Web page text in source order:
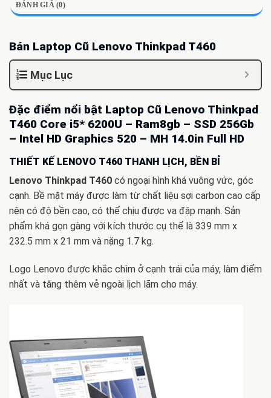
ĐÁNH GIÁ (0)
Bán Laptop Cũ Lenovo Thinkpad T460
Mục Lục
Đặc điểm nổi bật Laptop Cũ Lenovo Thinkpad
T460 Core i5* 6200U – Ram8gb – SSD 256Gb
– Intel HD Graphics 520 – MH 14.0in Full HD
THIẾT KẾ LENOVO T460 THANH LỊCH, BỀN BỈ
Lenovo Thinkpad T460 có ngoại hình khá vuông vức, góc
cạnh. Bề mặt máy được làm từ chất liệu sợi carbon cao cấp
nên có độ bền cao, có thể chịu được va đập mạnh. Sản
phẩm khá gọn gàng với kích thước cụ thể là 339 mm x
232.5 mm x 21 mm và nặng 1.7 kg.
Logo Lenovo được khắc chìm ở cạnh trái của máy, làm điểm
nhất và tăng thêm vẻ ngoài lịch lãm cho máy.